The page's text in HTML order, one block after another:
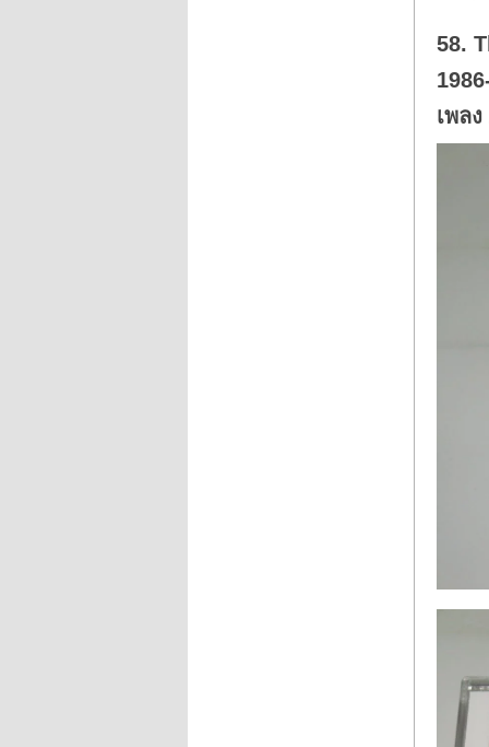
58.
เพล